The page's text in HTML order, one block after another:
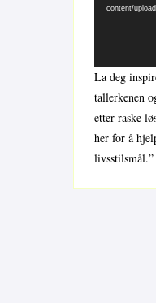
content/
La deg
tallerkenen
etter raske
her for å
livsstilsmål.”